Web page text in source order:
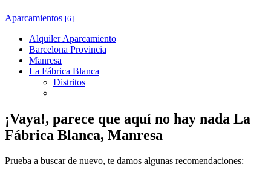
Aparcamientos [6]
Alquiler Aparcamiento
Barcelona Provincia
Manresa
La Fábrica Blanca
Distritos
¡Vaya!, parece que aquí no hay nada La
Fábrica Blanca, Manresa
Prueba a buscar de nuevo, te damos algunas recomendaciones: